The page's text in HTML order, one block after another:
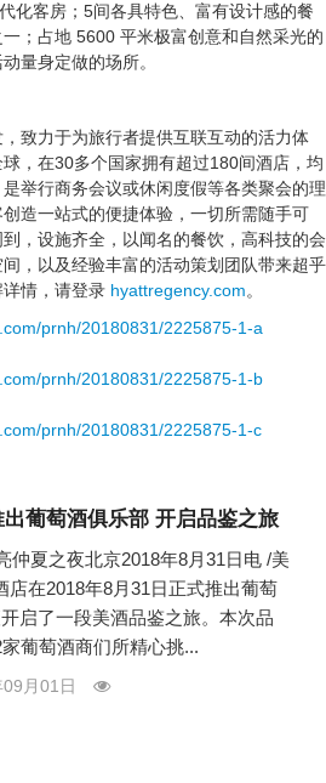
化客房；5间各具特色、富有设计感的餐
；占地 5600 平米极富创意和自然采光的
量身定做的场所。
致力于为旅行者提供互联互动的活力体
，在30多个国家拥有超过180间酒店，均
举行商务会议或休闲度假等各类聚会的理
造一站式的便捷体验，一切所需随手可
，设施齐全，以闻名的餐饮，高科技的会
，以及经验丰富的活动策划团队带来超乎
情，请登录 hyattregency.com。
prnh/20180831/2225875-1-a
prnh/20180831/2225875-1-b
prnh/20180831/2225875-1-c
葡萄酒俱乐部 开启品鉴之旅
仲夏之夜北京2018年8月31日电 /美
店在2018年8月31日正式推出葡萄
启了一段美酒品鉴之旅。本次品
葡萄酒商们所精心挑...
月01日